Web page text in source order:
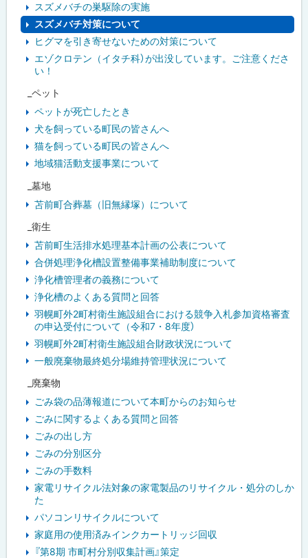
スズメバチの巣駆除の実施
スズメバチ対策について
ヒグマを引き寄せないための対策について
エゾクロテン（イタチ科）が出没しています。ご注意くださ
い！
_ペット
ペットが死亡したとき
犬を飼っている町民の皆さんへ
猫を飼っている町民の皆さんへ
地域猫活動支援事業について
_墓地
苫前町合葬墓（旧無縁塚）について
_衛生
苫前町生活排水処理基本計画の公表について
合併処理浄化槽設置整備事業補助制度について
浄化槽管理者の義務について
浄化槽のよくある質問と回答
羽幌町外2町村衛生施設組合における競争入札参加資格審査
の申込受付について（令和7・8年度）
羽幌町外2町村衛生施設組合財政状況について
一般廃棄物最終処分場維持管理状況について
_廃棄物
ごみ袋の品薄報道について本町からのお知らせ
ごみに関するよくある質問と回答
ごみの出し方
ごみの分別区分
ごみの手数料
家電リサイクル法対象の家電製品のリサイクル・処分のしか
た
パソコンリサイクルについて
家庭用の使用済みインクカートリッジ回収
『第8期 市町村分別収集計画』策定